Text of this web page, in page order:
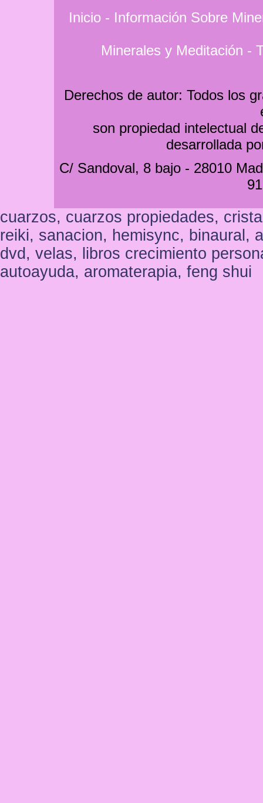
Inicio - Información Sobre
Minerales y Meditación -
Derechos de autor: Todos los
son propiedad intelectual
desarrollada
C/ Sandoval, 8 bajo - 28010
cuarzos, cuarzos propiedades,
reiki, sanacion, hemisync, binaural,
dvd, velas, libros crecimiento
autoayuda, aromaterapia, feng shui